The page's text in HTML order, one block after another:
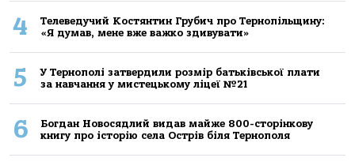
4
Телеведучий Костянтин Грубич про Тернопільщину:
«Я думав, мене вже важко здивувати»
5
У Тернополі затвердили розмір батьківської плати
за навчання у мистецькому ліцеї №21
6
Богдан Новосядлий видав майже 800-сторінкову
книгу про історію села Острів біля Тернополя